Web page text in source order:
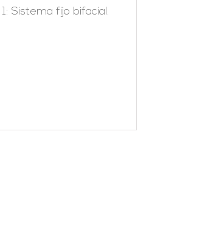
Sistema fijo bifacial.